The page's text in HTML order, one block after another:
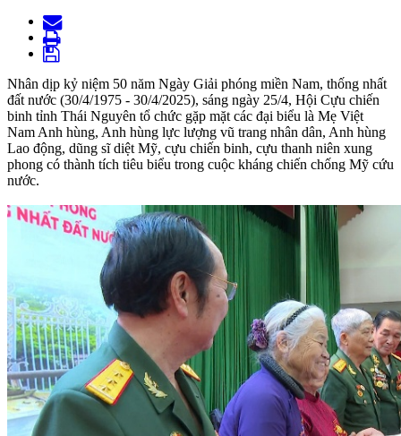
Nhân dịp kỷ niệm 50 năm Ngày Giải phóng miền Nam, thống nhất
đất nước (30/4/1975 - 30/4/2025), sáng ngày 25/4, Hội Cựu chiến
binh tỉnh Thái Nguyên tổ chức gặp mặt các đại biểu là Mẹ Việt
Nam Anh hùng, Anh hùng lực lượng vũ trang nhân dân, Anh hùng
Lao động, dũng sĩ diệt Mỹ, cựu chiến binh, cựu thanh niên xung
phong có thành tích tiêu biểu trong cuộc kháng chiến chống Mỹ cứu
nước.